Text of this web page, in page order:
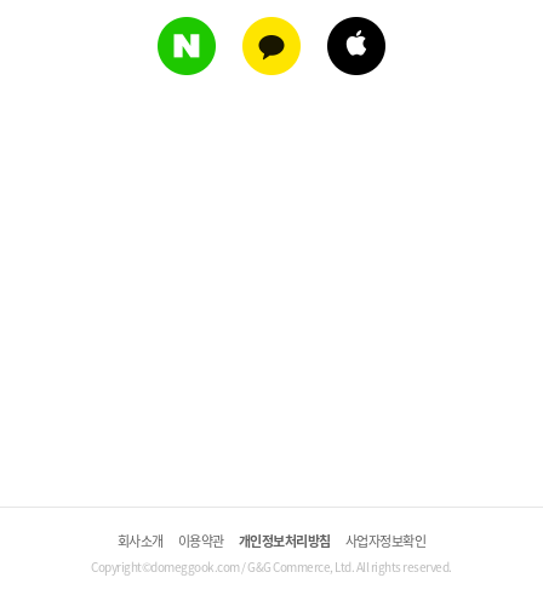
회사소개 이용약관 개인정보처리방침 사업자정보확인
Copyright©domeggook.com / G&G Commerce, Ltd. All rights reserved.